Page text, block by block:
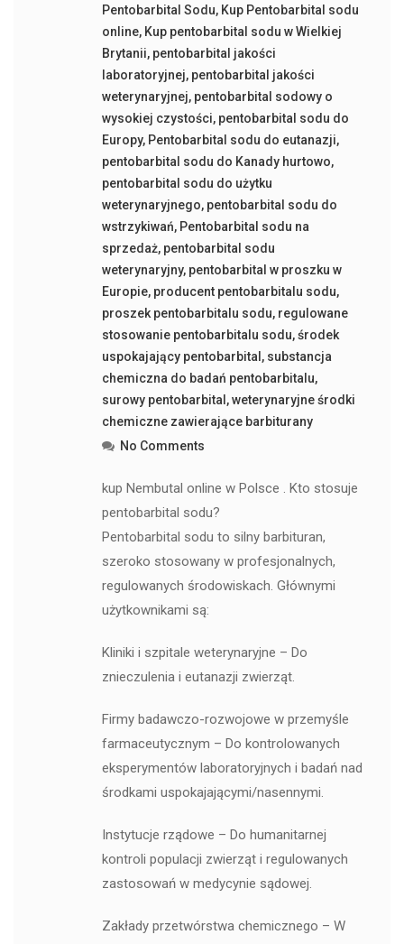
Pentobarbital Sodu, Kup Pentobarbital sodu
online, Kup pentobarbital sodu w Wielkiej
Brytanii, pentobarbital jakości
laboratoryjnej, pentobarbital jakości
weterynaryjnej, pentobarbital sodowy o
wysokiej czystości, pentobarbital sodu do
Europy, Pentobarbital sodu do eutanazji,
pentobarbital sodu do Kanady hurtowo,
pentobarbital sodu do użytku
weterynaryjnego, pentobarbital sodu do
wstrzykiwań, Pentobarbital sodu na
sprzedaż, pentobarbital sodu
weterynaryjny, pentobarbital w proszku w
Europie, producent pentobarbitalu sodu,
proszek pentobarbitalu sodu, regulowane
stosowanie pentobarbitalu sodu,środek
uspokajający pentobarbital , substancja
chemiczna do badań pentobarbitalu,
surowy pentobarbital ,weterynaryjne środki
chemiczne zawierające barbiturany
No Comments
kup Nembutal online w Polsce . Kto stosuje
pentobarbital sodu?
Pentobarbital sodu to silny barbituran,
szeroko stosowany w profesjonalnych,
regulowanych środowiskach. Głównymi
użytkownikami są:
Kliniki i szpitale weterynaryjne – Do
znieczulenia i eutanazji zwierząt.
Firmy badawczo-rozwojowe w przemyśle
farmaceutycznym – Do kontrolowanych
eksperymentów laboratoryjnych i badań nad
środkami uspokajającymi/nasennymi.
Instytucje rządowe – Do humanitarnej
kontroli populacji zwierząt i regulowanych
zastosowań w medycynie sądowej.
Zakłady przetwórstwa chemicznego – W